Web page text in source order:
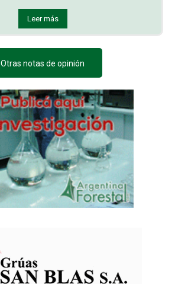
Leer más
Otras notas de opinión